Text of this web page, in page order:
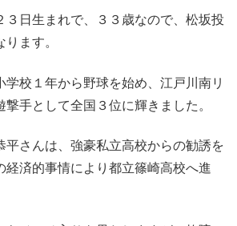
３日生まれで、３３歳なので、松坂投
ます。
学校１年から野球を始め、江戸川南リ
撃手として全国３位に輝きました。
平さんは、強豪私立高校からの勧誘を
経済的事情により都立篠崎高校へ進